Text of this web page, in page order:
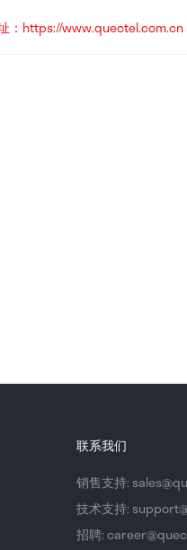
：https://www.quectel.com.cn
联系我们
销售支持:
技术支持:
招聘: